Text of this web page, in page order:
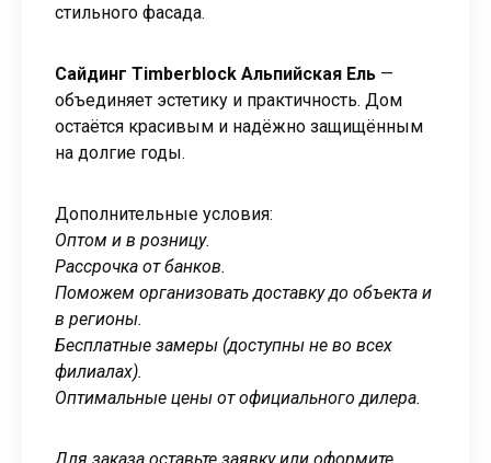
стильного фасада.
Сайдинг Timberblock Альпийская Ель —
объединяет эстетику и практичность. Дом
остаётся красивым и надёжно защищённым
на долгие годы.
Дополнительные условия:
Оптом и в розницу.
Рассрочка от банков.
Поможем организовать доставку до объекта и
в регионы.
Бесплатные замеры (доступны не во всех
филиалах).
Оптимальные цены от официального дилера.